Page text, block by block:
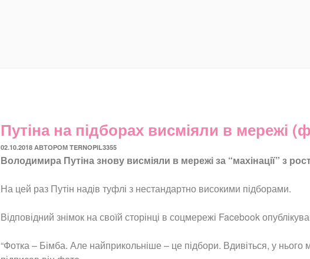
Путіна на підборах висміяли в мережі
ОПУБЛІКОВАНО
02.10.2018 АВТОРОМ TERNOPIL3355
Володимира Путіна знову висміяли в мережі за “махінації” з
На цей раз Путін надів туфлі з нестандартно високими підборами.
Відповідний знімок на своїй сторінці в соцмережі Facebook
“Фотка – Бімба. Але найприкольніше – це підбори. Вдивіться, у нього